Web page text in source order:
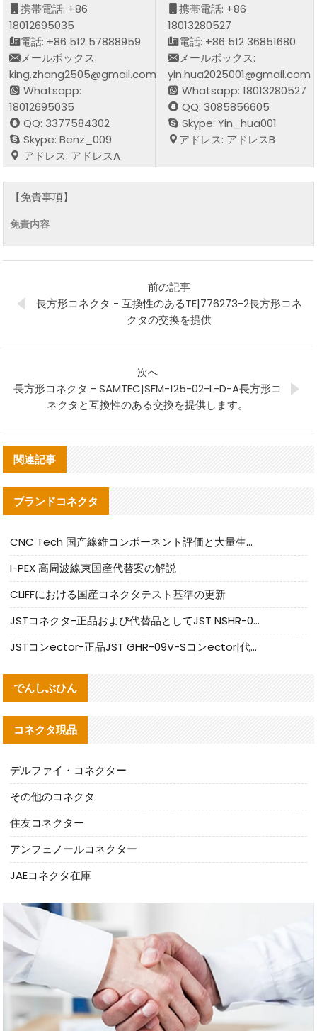
携帯電話: +86
18012695035
電話: +86 512 57888959
メールボックス:
king.zhang2505@gmail.com
Whatsapp:
18012695035
QQ: 3377584302
Skype: Benz_009
アドレス: アドレスA
携帯電話: +86
18013280527
電話: +86 512 36851680
メールボックス:
yin.hua2025001@gmail.com
Whatsapp: 18013280527
QQ: 3085856605
Skype: Yin_hua001
アドレス: アドレスB
【免責事項】
免責内容
前の記事
長方形コネクタ - 互換性のあるTE|776273-2長方形コネ
クタの交換を提供
次へ
長方形コネクタ - SAMTEC|SFM-125-02-L-D-A長方形コ
ネクタと互換性のある交換を提供します。
関連記事
ブランドコネクタ
CNC Tech 国产線維コンポーネント評価と大量生産適合ガイド
I-PEX 高周波線束国産代替案の解説
CLIFFにおける国産コネクタテスト基準の更新
JSTコネクタ-正品および代替品としてJST NSHR-02V-Sコネクタを提供します
JSTコンector-正品JST GHR-09V-Sコンector|代替品提供
でんしぶひん
コネクタ現品
デルファイ・コネクター
その他のコネクタ
住友コネクター
アンフェノールコネクター
JAEコネクタ在庫